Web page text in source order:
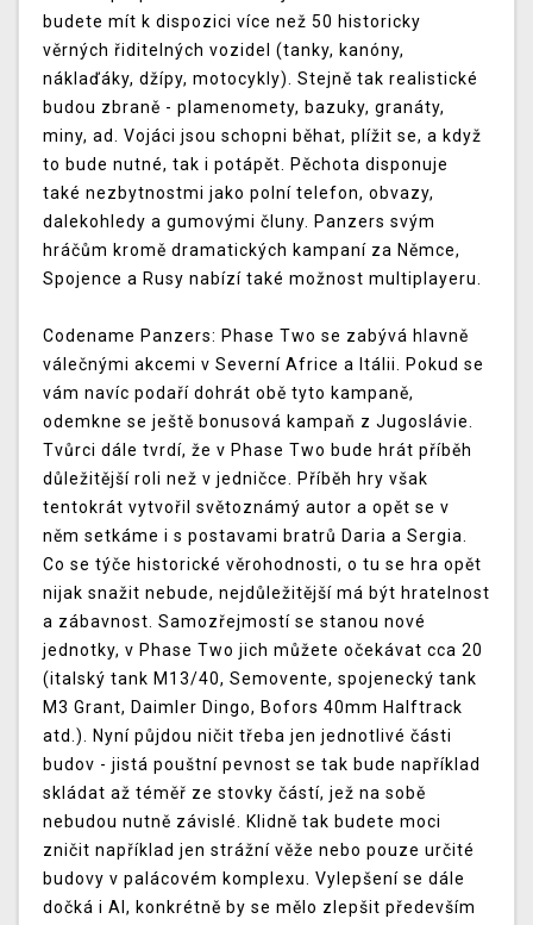
budete mít k dispozici více než 50 historicky
věrných řiditelných vozidel (tanky, kanóny,
náklaďáky, džípy, motocykly). Stejně tak realistické
budou zbraně - plamenomety, bazuky, granáty,
miny, ad. Vojáci jsou schopni běhat, plížit se, a když
to bude nutné, tak i potápět. Pěchota disponuje
také nezbytnostmi jako polní telefon, obvazy,
dalekohledy a gumovými čluny. Panzers svým
hráčům kromě dramatických kampaní za Němce,
Spojence a Rusy nabízí také možnost multiplayeru.
Codename Panzers: Phase Two se zabývá hlavně
válečnými akcemi v Severní Africe a Itálii. Pokud se
vám navíc podaří dohrát obě tyto kampaně,
odemkne se ještě bonusová kampaň z Jugoslávie.
Tvůrci dále tvrdí, že v Phase Two bude hrát příběh
důležitější roli než v jedničce. Příběh hry však
tentokrát vytvořil světoznámý autor a opět se v
něm setkáme i s postavami bratrů Daria a Sergia.
Co se týče historické věrohodnosti, o tu se hra opět
nijak snažit nebude, nejdůležitější má být hratelnost
a zábavnost. Samozřejmostí se stanou nové
jednotky, v Phase Two jich můžete očekávat cca 20
(italský tank M13/40, Semovente, spojenecký tank
M3 Grant, Daimler Dingo, Bofors 40mm Halftrack
atd.). Nyní půjdou ničit třeba jen jednotlivé části
budov - jistá pouštní pevnost se tak bude například
skládat až téměř ze stovky částí, jež na sobě
nebudou nutně závislé. Klidně tak budete moci
zničit například jen strážní věže nebo pouze určité
budovy v palácovém komplexu. Vylepšení se dále
dočká i AI, konkrétně by se mělo zlepšit především